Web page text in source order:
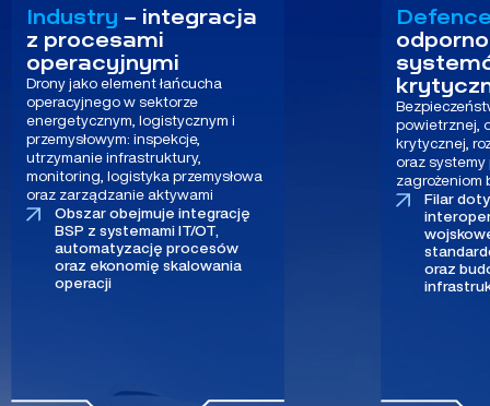
Industry – integracja
z procesami
operacyjnymi
Drony jako element łańcucha
operacyjnego w sektorze
energetycznym, logistycznym i
przemysłowym: inspekcje,
utrzymanie infrastruktury,
monitoring, logistyka przemysłowa
oraz zarządzanie aktywami
Obszar obejmuje integrację
BSP z systemami IT/OT,
automatyzację procesów
oraz ekonomię skalowania
operacji
powietrznej,
krytycznej,
oraz systemy
zagrożeniom
Filar
oraz